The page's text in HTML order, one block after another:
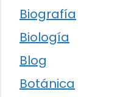
Biografía
Biología
Blog
Botánica